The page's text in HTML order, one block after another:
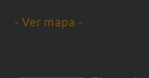
- Ver mapa -